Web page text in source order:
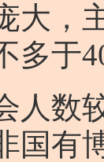
大，
多于
数较
国有